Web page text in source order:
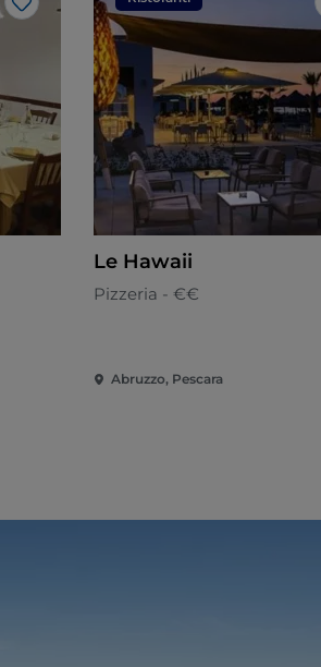
Like
Le Hawaii
Pizzeria - €€
Abruzzo, Pescara